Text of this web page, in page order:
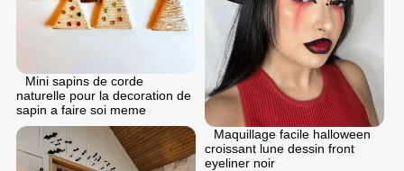
Mini sapins de corde
naturelle pour la decoration de
sapin a faire soi meme
Maquillage facile halloween
croissant lune dessin front
eyeliner noir